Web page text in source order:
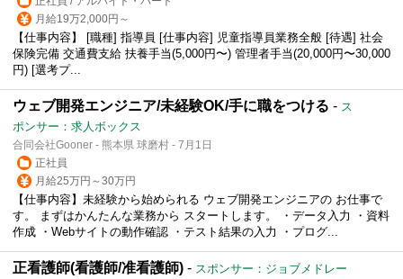
月給19万2,000円～
【仕事内容】 [職種] 指導員 [仕事内容] 児童指導員業務全般 [待遇] 社会
保険完備 交通費支給 扶養手当(5,000円〜) 管理者手当(20,000円〜30,000
円) [選考プ...
ウェブ開発エンジニア/未経験OK/手に職をつける - ス
ポンサー：求人ボックス
合同会社Gooner - 熊本県 球磨村 - 7月1日
正社員
月給25万円～30万円
【仕事内容】未経験から始められる ウェブ開発エンジニアの お仕事で
す。 まずはかんたんな業務から スタートします。 ・データ入力 ・資料
作成 ・Webサイトの動作確認 ・テスト結果の入力 ・プログ...
正看護師(看護師/准看護師) - スポンサー：ジョブメドレー